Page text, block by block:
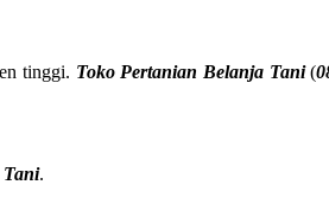
tinggi. Toko Pertanian Belanja Tani(
Tani.